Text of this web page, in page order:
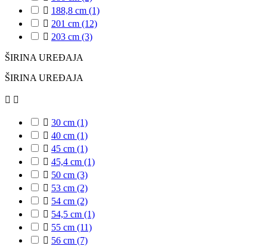
 188,8 cm (1)
 201 cm (12)
 203 cm (3)
ŠIRINA UREĐAJA
ŠIRINA UREĐAJA
 
 30 cm (1)
 40 cm (1)
 45 cm (1)
 45,4 cm (1)
 50 cm (3)
 53 cm (2)
 54 cm (2)
 54,5 cm (1)
 55 cm (11)
 56 cm (7)